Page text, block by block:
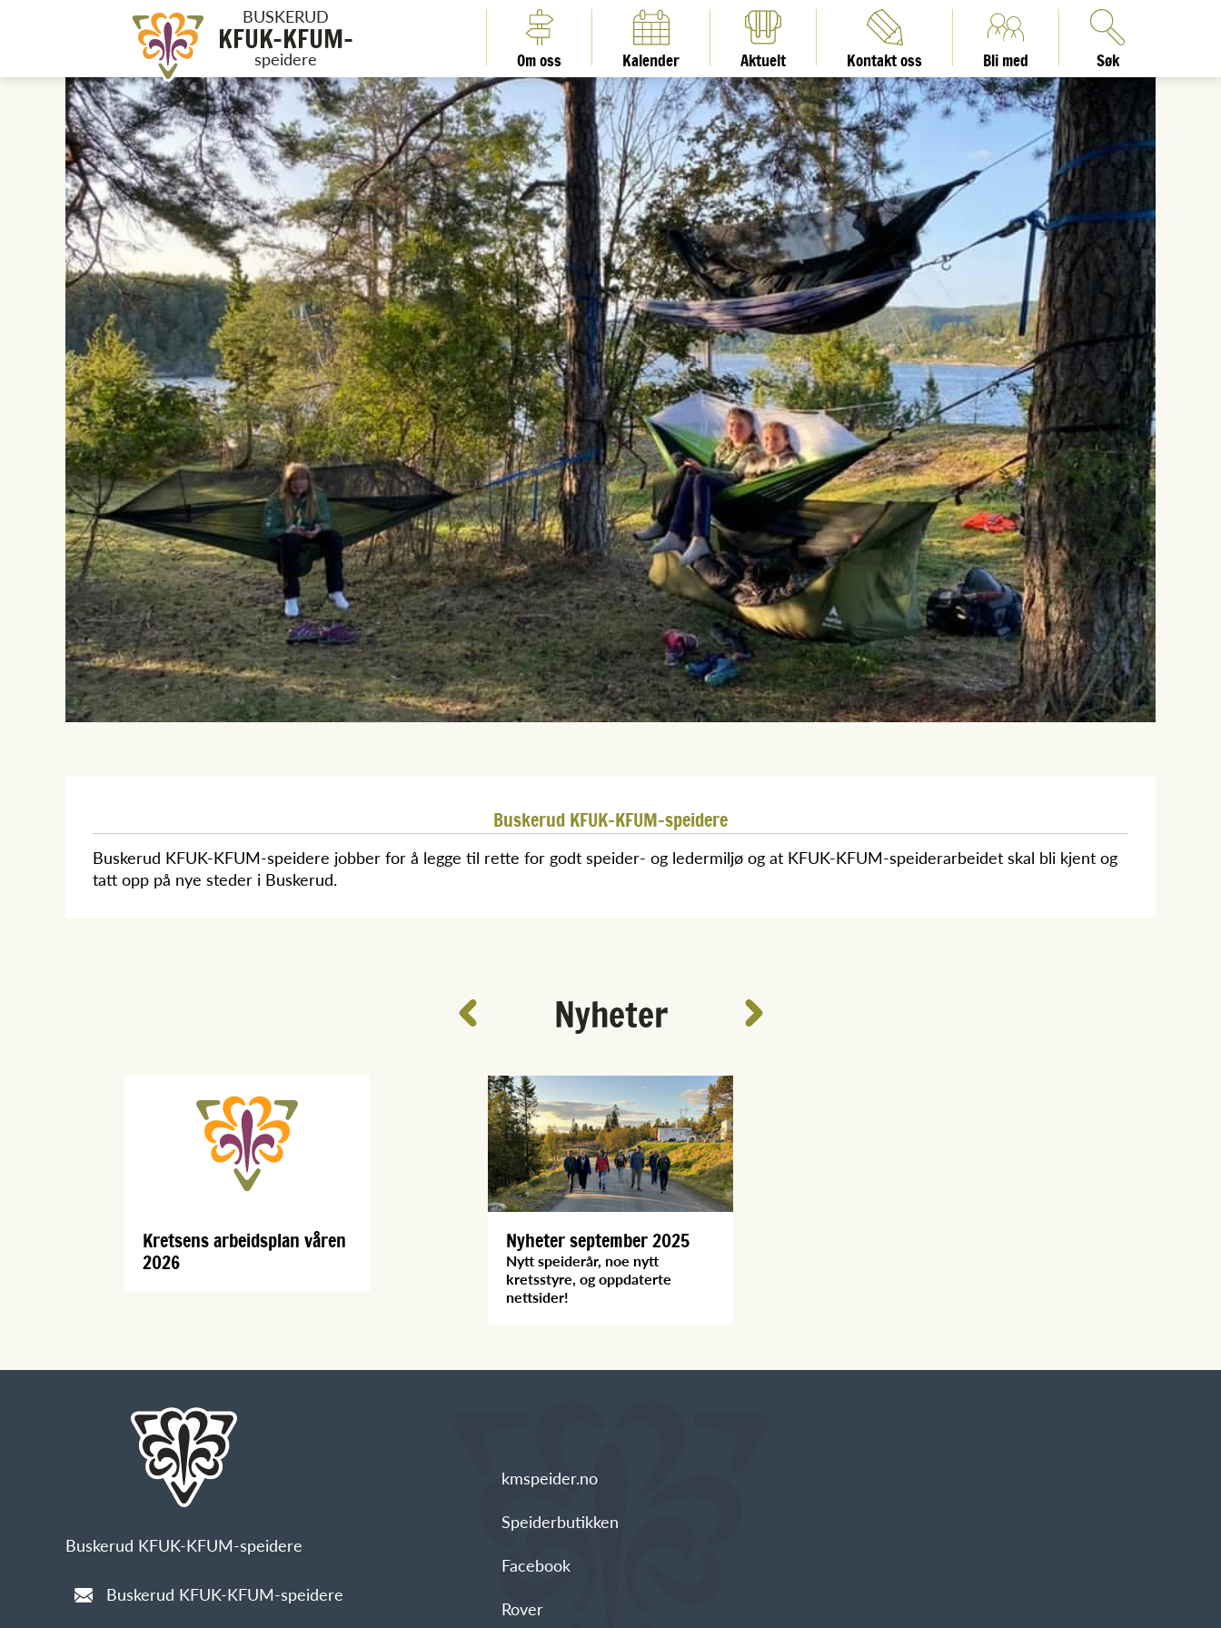
BUSKERUD
KFUK-KFUM-
speidere Om oss Kalender Aktuelt Kontakt oss Bli med Søk
Buskerud KFUK-KFUM-speidere
Buskerud KFUK-KFUM-speidere jobber for å legge til rette for godt speider- og ledermiljø og at KFUK-KFUM-speiderarbeidet skal bli kjent og
tatt opp på nye steder i Buskerud.
Nyheter
Kretsens arbeidsplan våren
2026
Nyheter september 2025
Nytt speiderår, noe nytt
kretsstyre, og oppdaterte
nettsider!
Buskerud KFUK-KFUM-speidere
Buskerud KFUK-KFUM-speidere
kmspeider.no
Speiderbutikken
Facebook
Rover